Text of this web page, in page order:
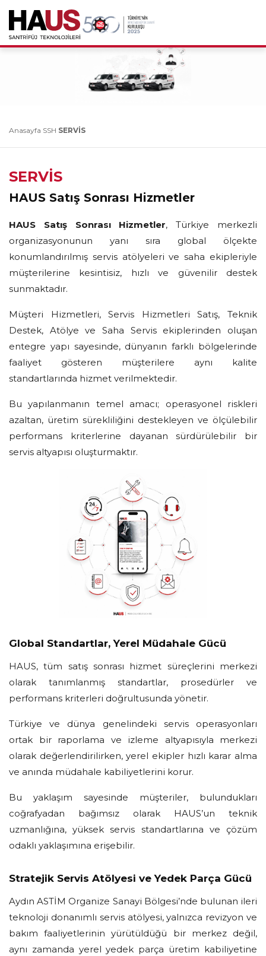
Anasayfa SSH SERVİS
SERVİS
HAUS Satış Sonrası Hizmetler
HAUS Satış Sonrası Hizmetler, Türkiye merkezli
organizasyonunun yanı sıra global ölçekte
konumlandırılmış servis atölyeleri ve saha ekipleriyle
müşterilerine kesintisiz, hızlı ve güvenilir destek
sunmaktadır.
Müşteri Hizmetleri, Servis Hizmetleri Satış, Teknik
Destek, Atölye ve Saha Servis ekiplerinden oluşan
entegre yapı sayesinde, dünyanın farklı bölgelerinde
faaliyet gösteren müşterilere aynı kalite
standartlarında hizmet verilmektedir.
Bu yapılanmanın temel amacı; operasyonel riskleri
azaltan, üretim sürekliliğini destekleyen ve ölçülebilir
performans kriterlerine dayanan sürdürülebilir bir
servis altyapısı oluşturmaktır.
Global Standartlar, Yerel Müdahale Gücü
HAUS, tüm satış sonrası hizmet süreçlerini merkezi
olarak tanımlanmış standartlar, prosedürler ve
performans kriterleri doğrultusunda yönetir.
Türkiye ve dünya genelindeki servis operasyonları
ortak bir raporlama ve izleme altyapısıyla merkezi
olarak değerlendirilirken, yerel ekipler hızlı karar alma
ve anında müdahale kabiliyetlerini korur.
Bu yaklaşım sayesinde müşteriler, bulundukları
coğrafyadan bağımsız olarak HAUS’un teknik
uzmanlığına, yüksek servis standartlarına ve çözüm
odaklı yaklaşımına erişebilir.
Stratejik Servis Atölyesi ve Yedek Parça Gücü
Aydın ASTİM Organize Sanayi Bölgesi’nde bulunan ileri
teknoloji donanımlı servis atölyesi, yalnızca revizyon ve
bakım faaliyetlerinin yürütüldüğü bir merkez değil,
aynı zamanda yerel yedek parça üretim kabiliyetine